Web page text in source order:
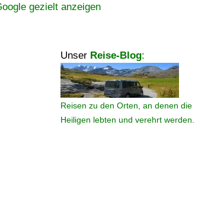
gezielt anzeigen
Unser Reise-Blog:
Reisen zu den Orten, an denen die
Heiligen lebten und verehrt werden.